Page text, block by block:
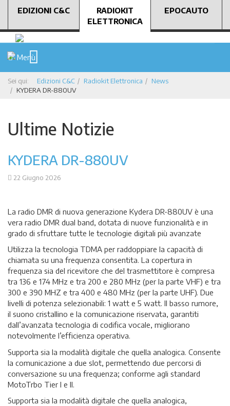
EDIZIONI C&C
RADIOKIT
ELETTRONICA
EPOCAUTO
Menù
Sei qui: Edizioni C&C Radiokit Elettronica
News
KYDERA DR-880UV
Ultime Notizie
KYDERA DR-880UV
22 Giugno 2026
La radio DMR di nuova generazione Kydera DR-880UV è una
vera radio DMR dual band, dotata di nuove funzionalità e in
grado di sfruttare tutte le tecnologie digitali più avanzate
Utilizza la tecnologia TDMA per raddoppiare la capacità di
chiamata su una frequenza consentita. La copertura in
frequenza sia del ricevitore che del trasmettitore è compresa
tra 136 e 174 MHz e tra 200 e 280 MHz (per la parte VHF) e tra
300 e 390 MHZ e tra 400 e 480 MHz (per la parte UHF). Due
livelli di potenza selezionabili: 1 watt e 5 watt. Il basso rumore,
il suono cristallino e la comunicazione riservata, garantiti
dall’avanzata tecnologia di codifica vocale, migliorano
notevolmente l’efficienza operativa.
Supporta sia la modalità digitale che quella analogica. Consente
la comunicazione a due slot, permettendo due percorsi di
conversazione su una frequenza; conforme agli standard
MotoTrbo Tier I e II.
Supporta sia la modalità digitale che quella analogica,